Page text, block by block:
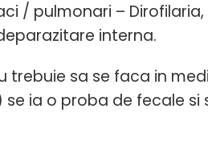
/ pulmonari –
interna.
sa se faca in
ia o proba de fecale si